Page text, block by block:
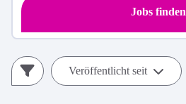
Jobs finden
Veröffentlicht seit